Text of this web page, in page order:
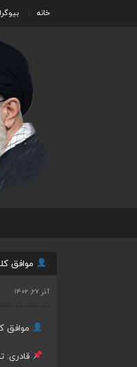
خانه
موافق
آذر ۲۷, ۱۴۰۲
موافق
قادری: